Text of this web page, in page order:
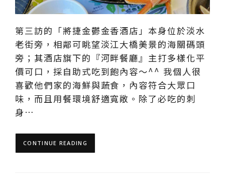
第三訪的「將捷金鬱金香酒店」本身位於淡水
老街旁，相鄰可眺望淡江大橋美景的海關碼頭
旁；其酒店旗下的『河畔餐廳』主打多樣化平
價可口，採自助式吃到飽內容～^^ 我個人很
喜歡他們家的海鮮與蔬食，內容符合大眾口
味，而且用餐環境舒適寬敞。除了必吃的刺
身…
CONTINUE READING